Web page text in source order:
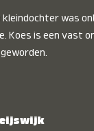
kleindochter was
Koes is een vast